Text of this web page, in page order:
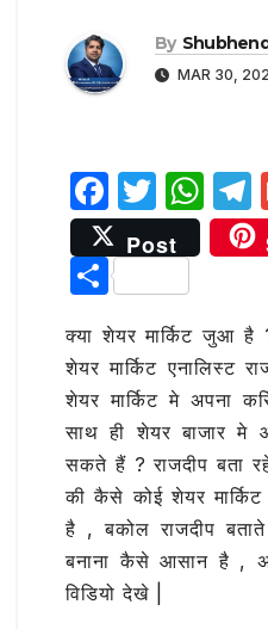
By
MAR 30,
F
a
c
e
b
o
o
k
T
w
it
te
r
W
h
at
A
p
p
Post
S
ar
e
क्या शेयर मार्किट जुआ
शेयर मार्किट एनालिस्ट
शेयर मार्किट मे अपना
साथ ही शेयर बाजार
सकते हैं ? राजदीप
की कैसे कोई शेयर
है , बकोल राजदीप
बनाना कैसे आसान है ,
विडियो देखे |